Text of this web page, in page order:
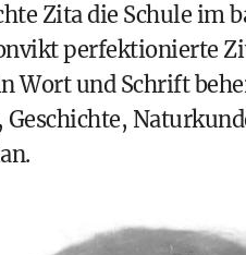
Zita die Schule im
perfektionierte
Wort und Schrift